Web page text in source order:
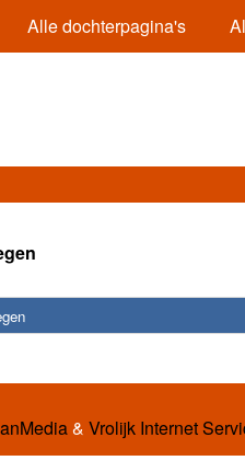
Alle dochterpagina's
& Vrolijk Internet